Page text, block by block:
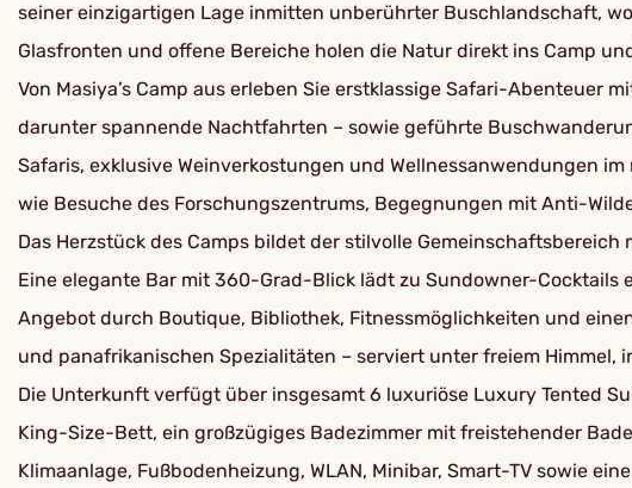
seiner einzigartigen Lage inmitten unberührter Buschlandschaft,
Glasfronten und offene Bereiche holen die Natur direkt ins Camp
Von Masiya’s Camp aus erleben Sie erstklassige Safari-
darunter spannende Nachtfahrten – sowie geführte
Safaris, exklusive Weinverkostungen und Wellnessanwendungen
wie Besuche des Forschungszentrums, Begegnungen mit Anti-
Das Herzstück des Camps bildet der stilvolle
Eine elegante Bar mit 360-Grad-Blick lädt zu Sundowner-
Angebot durch Boutique, Bibliothek, Fitnessmöglichkeiten und
und panafrikanischen Spezialitäten – serviert unter freiem Himmel,
Die Unterkunft verfügt über insgesamt 6 luxuriöse Luxury Tented
King-Size-Bett, ein großzügiges Badezimmer mit freistehender
Klimaanlage, Fußbodenheizung, WLAN, Minibar, Smart-TV sowie